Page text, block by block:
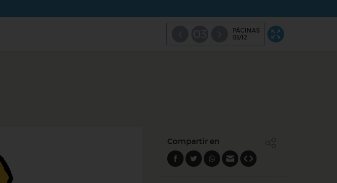
PÁGINAS
03/12
Compartir en